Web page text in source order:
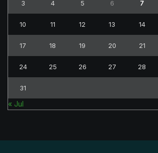
3 4 5 6 7
10 11 12 13 14
17 18 19 20 21
24 25 26 27 28
31
« Jul